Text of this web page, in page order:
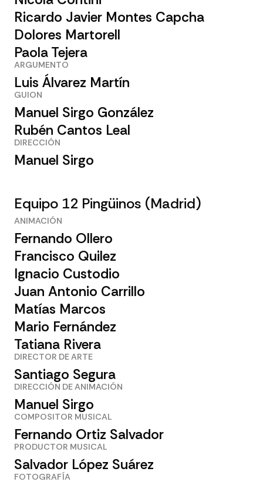
Ricardo Javier Montes Capcha
Dolores Martorell
Paola Tejera
ARGUMENTO
Luis Álvarez Martín
GUION
Manuel Sirgo González
Rubén Cantos Leal
DIRECCIÓN
Manuel Sirgo
Equipo 12 Pingüinos (Madrid)
ANIMACIÓN
Fernando Ollero
Francisco Quilez
Ignacio Custodio
Juan Antonio Carrillo
Matías Marcos
Mario Fernández
Tatiana Rivera
DIRECTOR DE ARTE
Santiago Segura
DIRECCIÓN DE ANIMACIÓN
Manuel Sirgo
COMPOSITOR MUSICAL
Fernando Ortiz Salvador
PRODUCTOR MUSICAL
Salvador López Suárez
FOTOGRAFÍA